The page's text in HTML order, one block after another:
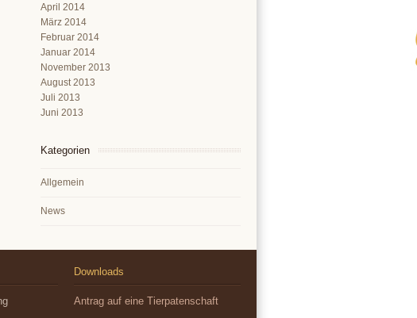
April 2014
März 2014
Februar 2014
Januar 2014
November 2013
August 2013
Juli 2013
Juni 2013
Kategorien
Allgemein
News
Downloads
Antrag auf eine Tierpatenschaft